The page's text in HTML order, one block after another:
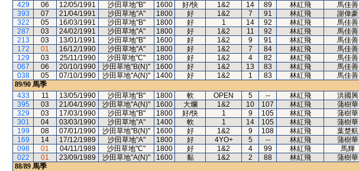
429
06 12/05/1991 沙田草地"B" 1600 好/快 1&2 14 89 林紅飛 馬佳善
393
07 21/04/1991 沙田草地"A" 1800 好 1&2 7 91 林紅飛 謝偉豪
322
05 16/03/1991 沙田草地"B" 1800 好 1 14 92 林紅飛 馬佳善
287
03 24/02/1991 沙田草地"A" 1800 好 1&2 11 92 林紅飛 馬佳善
213
03 13/01/1991 沙田草地"B" 1600 好 1&2 9 91 林紅飛 馬佳善
172
01 16/12/1990 沙田草地"A" 1800 好 1&2 7 84 林紅飛 馬佳善
129
03 25/11/1990 沙田草地"C" 1800 好 1&2 4 82 林紅飛 馬佳善
067
06 20/10/1990 沙田草地"B(N)" 1600 好 1&2 13 83 林紅飛 馬佳善
038
05 07/10/1990 沙田草地"A(N)" 1400 好 1&2 1 83 林紅飛 馬佳善
89/90 馬季
433
11 13/05/1990 沙田草地"B" 1800 軟 OPEN 5 -- 林紅飛 洪國興
395
03 21/04/1990 沙田草地"A(N)" 1600 大爛 1&2 10 107 林紅飛 蒲樹華
329
03 17/03/1990 沙田草地"B" 1800 好/快 1 9 105 林紅飛 蒲樹華
301
04 03/03/1990 沙田草地"A" 1400 軟 1 14 105 林紅飛 蒲樹華
199
08 07/01/1990 沙田草地"B(N)" 1600 好 1&2 9 108 林紅飛 葉楚航
169
14 17/12/1989 沙田草地"A" 1800 好 4YO+ 5 -- 林紅飛 蒲樹華
098
01 04/11/1989 沙田草地"C" 1800 好 1&2 4 99 林紅飛 馬輝
022
01 23/09/1989 沙田草地"A(N)" 1600 黏 1&2 2 88 林紅飛 蒲樹華
88/89 馬季